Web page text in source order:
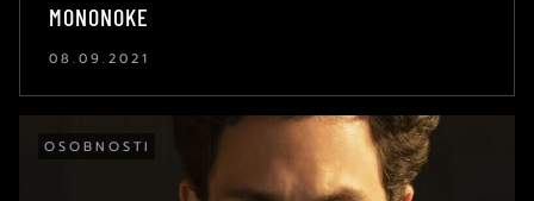
MONONOKE
08.09.2021
OSOBNOSTI